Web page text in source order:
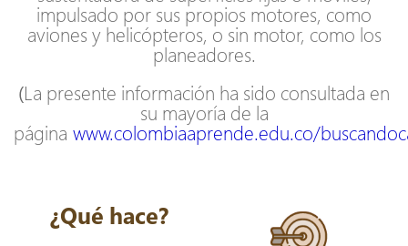
impulsado por sus propios motores, como
aviones y helicópteros, o sin motor, como los
planeadores.
(La presente información ha sido consultada en
su mayoría de la
página www.colombiaaprende.edu.co/
¿Qué hace?